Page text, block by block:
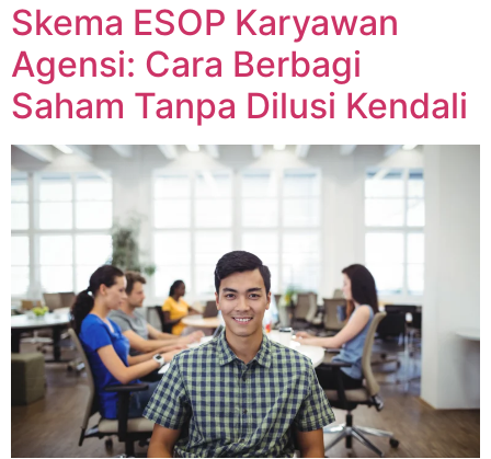
Skema ESOP Karyawan
Agensi: Cara Berbagi
Saham Tanpa Dilusi Kendali